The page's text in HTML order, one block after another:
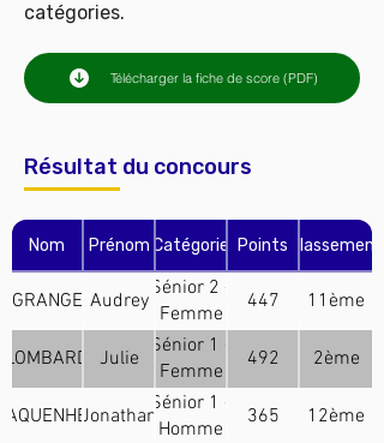
catégories.
Télécharger la fiche de score (PDF)
Résultat du concours
Nom Prénom Catégorie Points Classement
GRANGE Audrey
Sénior 2 -
Femme
(Arc
Classique)
447 11ème
LOMBARD Julie
Sénior 1 -
Femme
(Arc
Classique)
492 2ème
Jonathan
Sénior 1 -
Homme
365 12ème